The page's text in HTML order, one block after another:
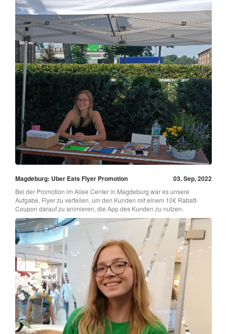
Magdeburg: Uber Eats Flyer Promotion 03. Sep, 2022
Bei der Promotion im Allee Center in Magdeburg war es unsere
Aufgabe, Flyer zu verteilen, um den Kunden mit einem 10€ Rabatt-
Coupon darauf zu animieren, die App des Kunden zu nutzen.